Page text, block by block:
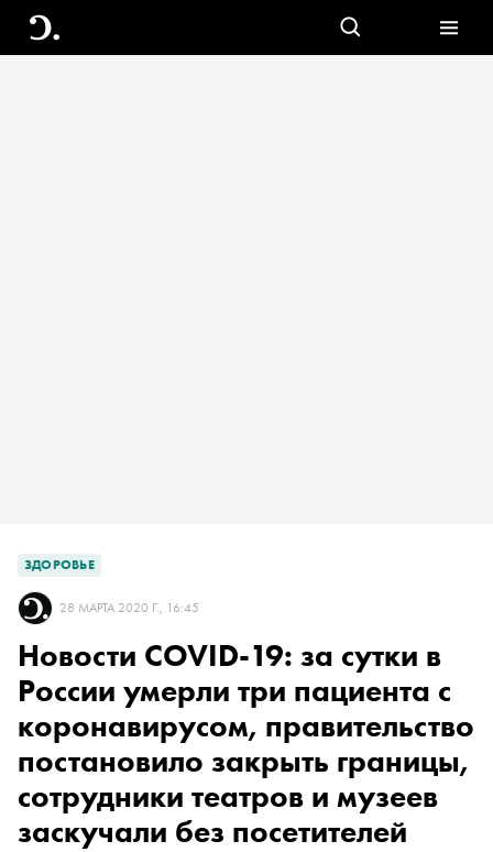
ЗДОРОВЬЕ
28 МАРТА 2020 Г., 16:45
Новости COVID-19: за сутки в
России умерли три пациента с
коронавирусом, правительство
постановило закрыть границы,
сотрудники театров и музеев
заскучали без посетителей